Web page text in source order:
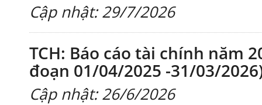
Cập nhật: 29/7/2026
TCH: Báo cáo tài chính năm
đoạn 01/04/2025 -31/03/
Cập nhật: 26/6/2026